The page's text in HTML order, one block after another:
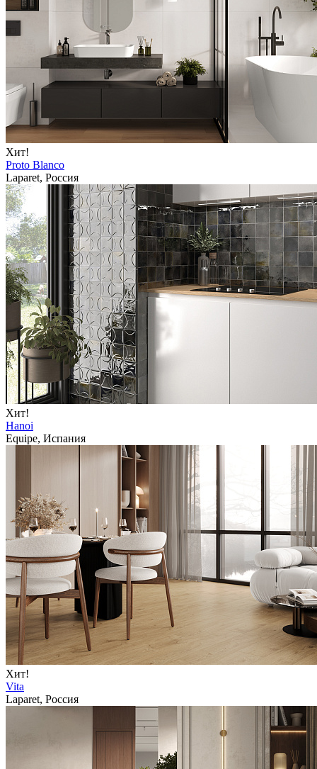
Хит!
Proto Blanco
Laparet, Россия
Хит!
Hanoi
Equipe, Испания
Хит!
Vita
Laparet, Россия